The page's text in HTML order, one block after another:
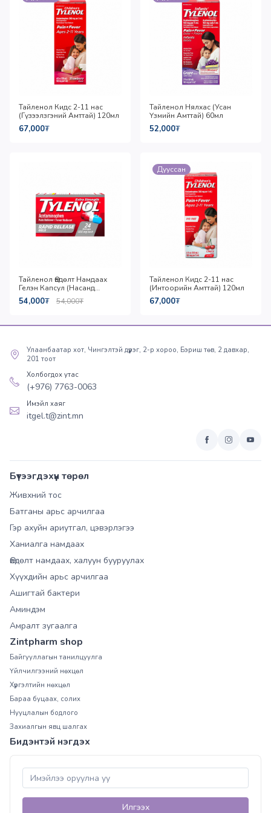
Тайленол Кидс 2-11 нас
(Гүзээлзгэний Амттай) 120мл
67,000₮
Тайленол Нялхас (Усан
Үзмийн Амттай) 60мл
52,000₮
Тайленол Өвдөлт Намдаах
Гелэн Капсул (Насанд
Хүрэгсдийн) 24 капсул
54,000₮ 54,000₮
Дууссан
Тайленол Кидс 2-11 нас
(Интоорийн Амттай) 120мл
67,000₮
Улаанбаатар хот, Чингэлтэй дүүрэг, 2-р хороо, Бэриш төв, 2 давхар,
201 тоот
Холбогдох утас
(+976) 7763-0063
Имэйл хаяг
itgel.t@zint.mn
Бүтээгдэхүүн төрөл
Живхний тос
Батганы арьс арчилгаа
Гэр ахуйн ариутгал, цэвэрлэгээ
Ханиалга намдаах
Өвдөлт намдаах, халуун бууруулах
Хүүхдийн арьс арчилгаа
Ашигтай бактери
Аминдэм
Амралт зугаалга
Zintpharm shop
Байгууллагын танилцуулга
Үйлчилгээний нөхцөл
Хүргэлтийн нөхцөл
Бараа буцаах, солих
Нууцлалын бодлого
Захиалгын явц шалгах
Бидэнтэй нэгдэх
Илгээх